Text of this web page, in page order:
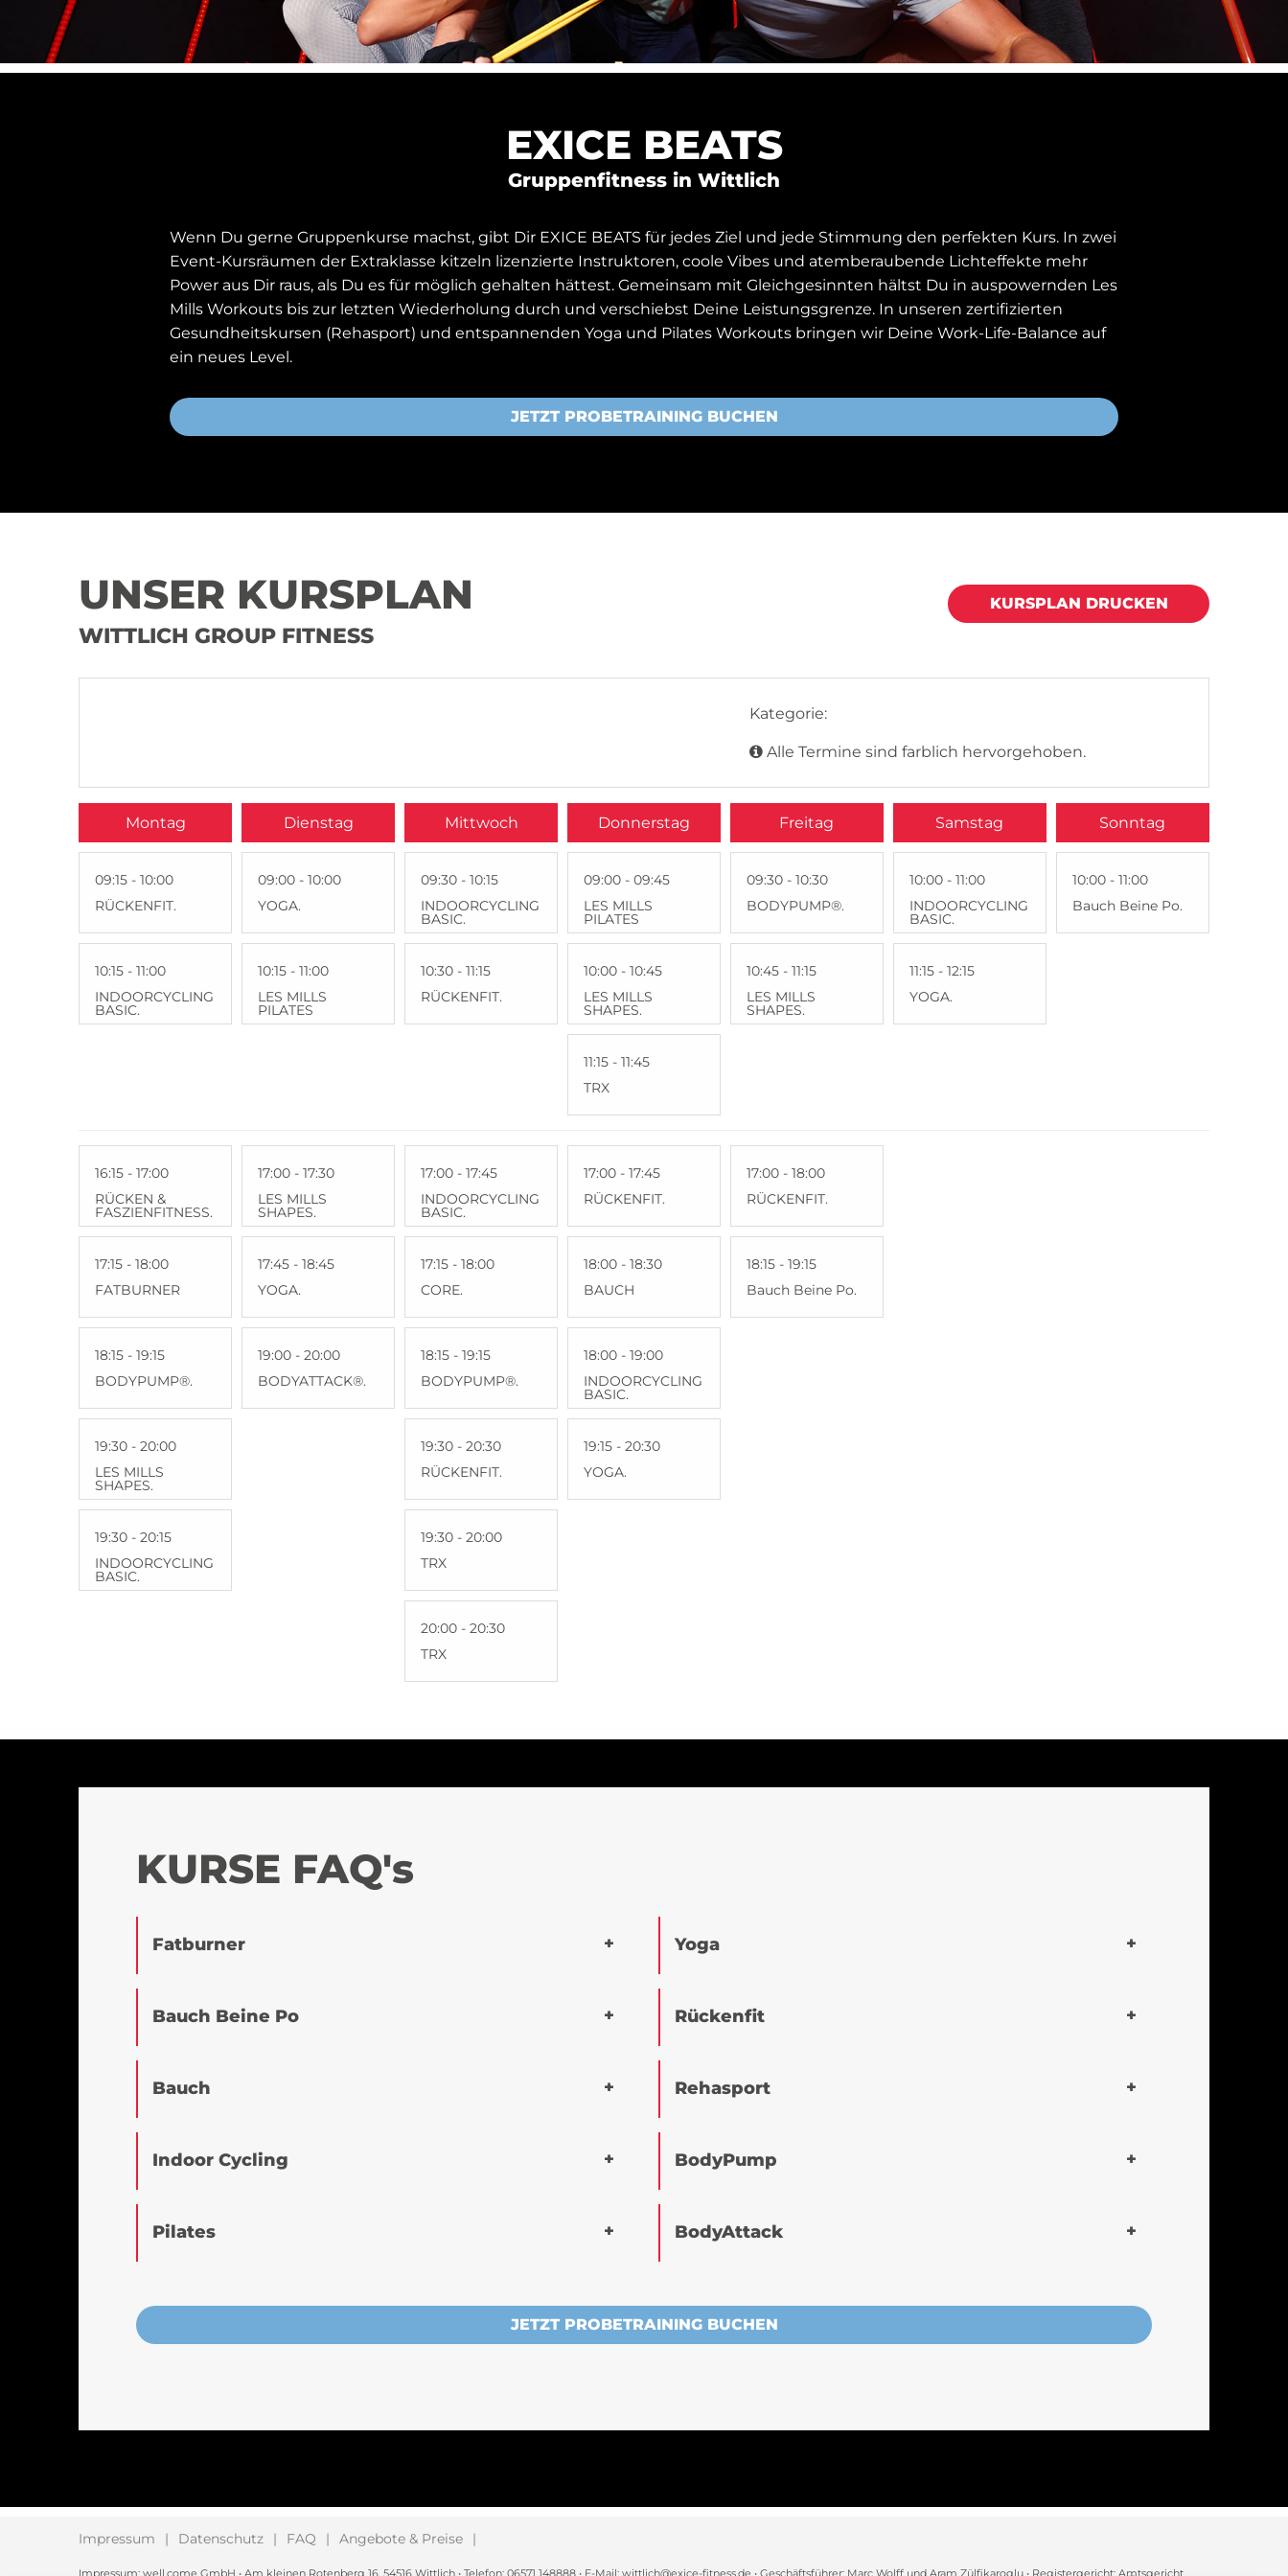
EXICE BEATS
Gruppenfitness in Wittlich
Wenn Du gerne Gruppenkurse machst, gibt Dir EXICE BEATS für jedes Ziel und jede Stimmung den perfekten Kurs. In zwei
Event-Kursräumen der Extraklasse kitzeln lizenzierte Instruktoren, coole Vibes und atemberaubende Lichteffekte mehr
Power aus Dir raus, als Du es für möglich gehalten hättest. Gemeinsam mit Gleichgesinnten hältst Du in auspowernden Les
Mills Workouts bis zur letzten Wiederholung durch und verschiebst Deine Leistungsgrenze. In unseren zertifizierten
Gesundheitskursen (Rehasport) und entspannenden Yoga und Pilates Workouts bringen wir Deine Work-Life-Balance auf
ein neues Level.
JETZT PROBETRAINING BUCHEN
UNSER KURSPLAN
WITTLICH GROUP FITNESS
KURSPLAN DRUCKEN
Kategorie:
Alle Termine sind farblich hervorgehoben.
Montag
09:15 - 10:00
RÜCKENFIT.
10:15 - 11:00
INDOORCYCLING
BASIC.
Dienstag
09:00 - 10:00
YOGA.
10:15 - 11:00
LES MILLS
PILATES
Mittwoch
09:30 - 10:15
INDOORCYCLING
BASIC.
10:30 - 11:15
RÜCKENFIT.
Donnerstag
09:00 - 09:45
LES MILLS
PILATES
10:00 - 10:45
LES MILLS
SHAPES.
11:15 - 11:45
TRX
Freitag
09:30 - 10:30
BODYPUMP®.
10:45 - 11:15
LES MILLS
SHAPES.
Samstag
10:00 - 11:00
INDOORCYCLING
BASIC.
11:15 - 12:15
YOGA.
Sonntag
10:00 - 11:00
Bauch Beine Po.
16:15 - 17:00
RÜCKEN &
FASZIENFITNESS.
17:15 - 18:00
FATBURNER
18:15 - 19:15
BODYPUMP®.
19:30 - 20:00
LES MILLS
SHAPES.
19:30 - 20:15
INDOORCYCLING
BASIC.
17:00 - 17:30
LES MILLS
SHAPES.
17:45 - 18:45
YOGA.
19:00 - 20:00
BODYATTACK®.
17:00 - 17:45
INDOORCYCLING
BASIC.
17:15 - 18:00
CORE.
18:15 - 19:15
BODYPUMP®.
19:30 - 20:30
RÜCKENFIT.
19:30 - 20:00
TRX
20:00 - 20:30
TRX
17:00 - 17:45
RÜCKENFIT.
18:00 - 18:30
BAUCH
18:00 - 19:00
INDOORCYCLING
BASIC.
19:15 - 20:30
YOGA.
17:00 - 18:00
RÜCKENFIT.
18:15 - 19:15
Bauch Beine Po.
KURSE FAQ's
Fatburner
Bauch Beine Po
Bauch
Indoor Cycling
Pilates
Yoga
Rückenfit
Rehasport
BodyPump
BodyAttack
JETZT PROBETRAINING BUCHEN
Impressum Datenschutz FAQ Angebote & Preise
Impressum: well.come GmbH • Am kleinen Rotenberg 16, 54516 Wittlich • Telefon: 06571 148888 • E-Mail: wittlich@exice-fitness.de • Geschäftsführer: Marc Wolff und Aram Zülfikaroglu • Registergericht: Amtsgericht